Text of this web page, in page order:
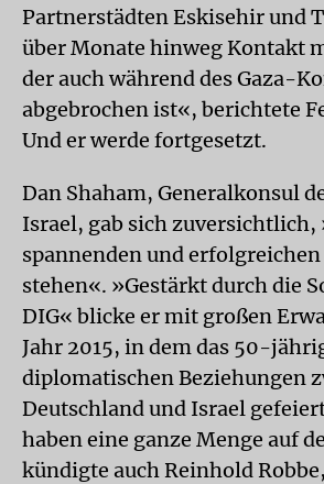
Partnerstädten Eskisehir und
über Monate hinweg Kontakt
der auch während des Gaza-
abgebrochen ist«, berichtete
Und er werde fortgesetzt.
Dan Shaham, Generalkonsul
Israel, gab sich zuversichtlich,
spannenden und erfolgreichen
stehen«. »Gestärkt durch die
DIG« blicke er mit großen
Jahr 2015, in dem das 50-
diplomatischen Beziehungen
Deutschland und Israel
haben eine ganze Menge auf
kündigte auch Reinhold